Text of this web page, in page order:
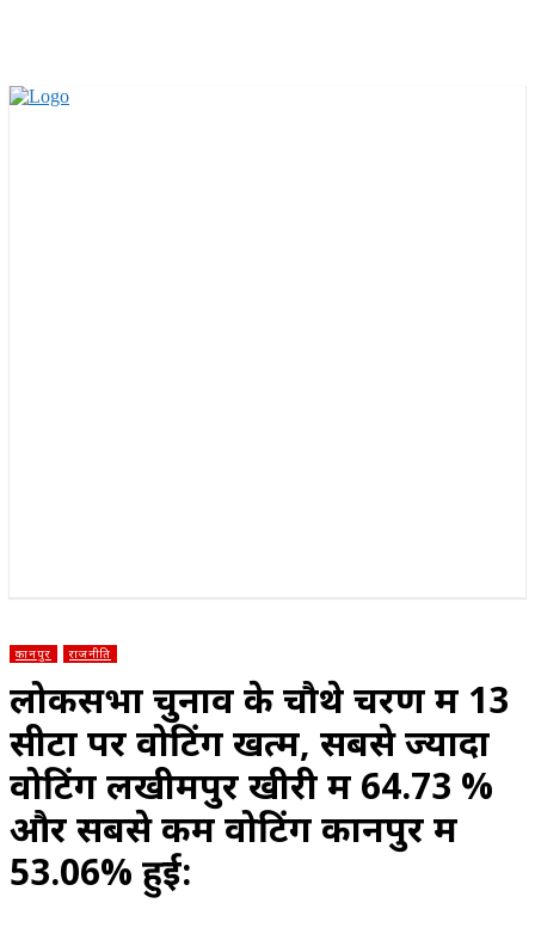
कानपुर राजनीति
लोकसभा चुनाव के चौथे चरण में 13
सीटों पर वोटिंग खत्म, सबसे ज्यादा
वोटिंग लखीमपुर खीरी में 64.73 %
और सबसे कम वोटिंग कानपुर में
53.06% हुई: